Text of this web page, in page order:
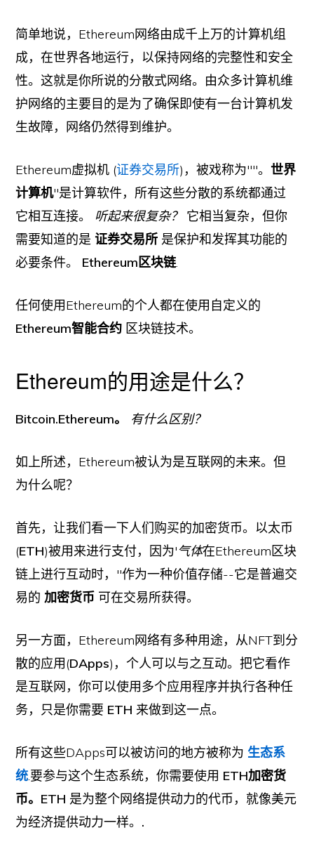
简单地说，Ethereum网络由成千上万的计算机组
成，在世界各地运行，以保持网络的完整性和安全
性。这就是你所说的分散式网络。由众多计算机维
护网络的主要目的是为了确保即使有一台计算机发
生故障，网络仍然得到维护。
Ethereum虚拟机 (证券交易所)，被戏称为""。 世界
计算机"是计算软件，所有这些分散的系统都通过
它相互连接。 听起来很复杂？ 它相当复杂，但你
需要知道的是证券交易所 是保护和发挥其功能的
必要条件。 Ethereum区块链.
任何使用Ethereum的个人都在使用自定义的
Ethereum智能合约 区块链技术。
Ethereum的用途是什么？
Bitcoin.Ethereum。 有什么区别？
如上所述，Ethereum被认为是互联网的未来。但
为什么呢？
首先，让我们看一下人们购买的加密货币。以太币
(ETH)被用来进行支付，因为'气体在Ethereum区块
链上进行互动时，''作为一种价值存储--它是普遍交
易的加密货币 可在交易所获得。
另一方面，Ethereum网络有多种用途，从NFT到分
散的应用(DApps)，个人可以与之互动。把它看作
是互联网，你可以使用多个应用程序并执行各种任
务，只是你需要 ETH来做到这一点。
所有这些DApps可以被访问的地方被称为 生态系
统.要参与这个生态系统，你需要使用 ETH加密货
币。ETH 是为整个网络提供动力的代币，就像美元
为经济提供动力一样。 .